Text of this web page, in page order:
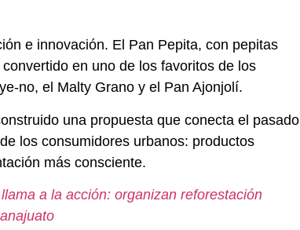
e innovación. El Pan Pepita, con pepitas
en uno de los favoritos de los
no, el Malty Grano y el Pan Ajonjolí.
una propuesta que conecta el pasado
los consumidores urbanos: productos
más consciente.
a la acción: organizan reforestación